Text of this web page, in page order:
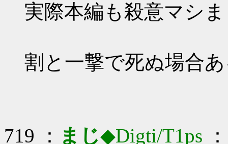
実際本編も殺意マシ
割と一撃で死ぬ場合
719 ： まじ◆Digti/T1ps